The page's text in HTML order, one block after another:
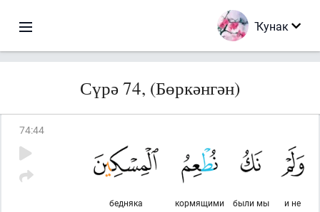
Ҡунак
Сүрә 74, (Бөркәнгән)
74:44
и не
были мы
кормящими
бедняка